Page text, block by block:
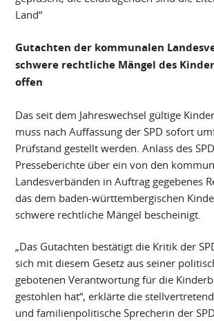
Land“
Gutachten der kommunalen
schwere rechtliche Mängel des
offen
Das seit dem Jahreswechsel gültige
muss nach Auffassung der SPD sofort
Prüfstand gestellt werden. Anlass des
Presseberichte über ein von den
Landesverbänden in Auftrag gegebenes
das dem baden-württembergischen
schwere rechtliche Mängel bescheinigt.
„Das Gutachten bestätigt die Kritik der
sich mit diesem Gesetz aus seiner
gebotenen Verantwortung für die
gestohlen hat“, erklärte die
und familienpolitische Sprecherin der